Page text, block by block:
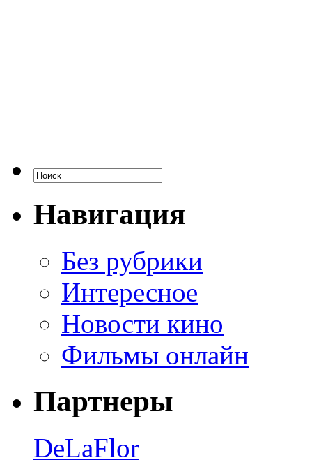
Навигация
Без рубрики
Интересное
Новости кино
Фильмы онлайн
Партнеры
DeLaFlor